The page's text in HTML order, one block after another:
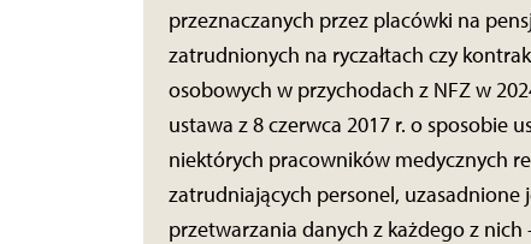
przeznaczanych przez placówki na
zatrudnionych na ryczałtach czy
osobowych w przychodach z NFZ w
ustawa z 8 czerwca 2017 r. o sposobie
niektórych pracowników medycznych
zatrudniających personel,
przetwarzania danych z każdego z